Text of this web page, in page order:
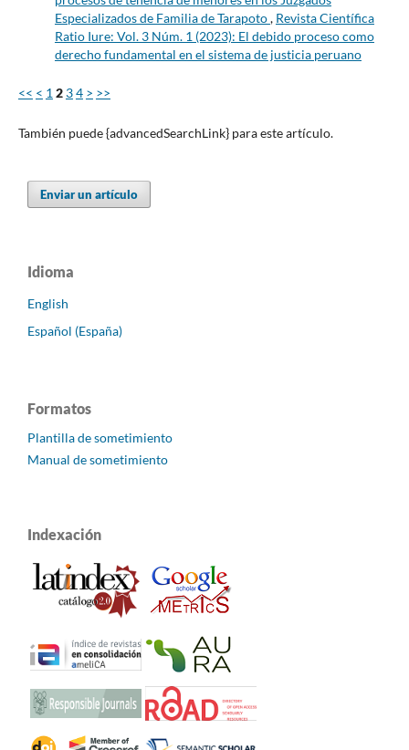
Especializados de Familia de Tarapoto, Revista Científica
Ratio Iure: Vol. 3 Núm. 1 (2023): El debido proceso como
derecho fundamental en el sistema de justicia peruano
<< < 1 2 34 > >>
También puede {advancedSearchLink} para este artículo.
Enviar un artículo
Idioma
English
Español (España)
Formatos
Plantilla de sometimiento
Manual de sometimiento
Indexación